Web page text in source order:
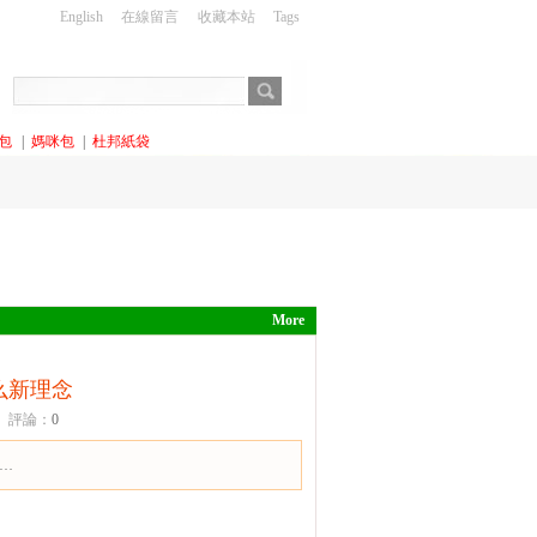
English 在線留言 收藏本站 Tags
媽咪包 杜邦紙袋
More
新理念
論： 0
…